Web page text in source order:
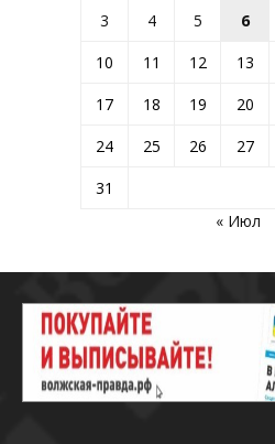
3
4 5 6
10
11 12 13
17
18 19 20
24
25 26 27
31
« Июл